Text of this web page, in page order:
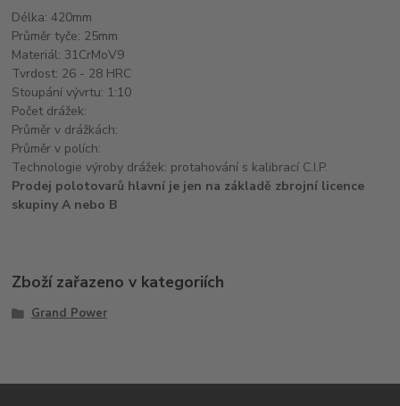
Délka: 420mm
Průměr tyče: 25mm
Materiál: 31CrMoV9
Tvrdost: 26 - 28 HRC
Stoupání vývrtu: 1:10
Počet drážek:
Průměr v drážkách:
Průměr v polích:
Technologie výroby drážek: protahování s kalibrací C.I.P.
Prodej polotovarů hlavní je jen na základě zbrojní licence
skupiny A nebo B
Zboží zařazeno v kategoriích
Grand Power